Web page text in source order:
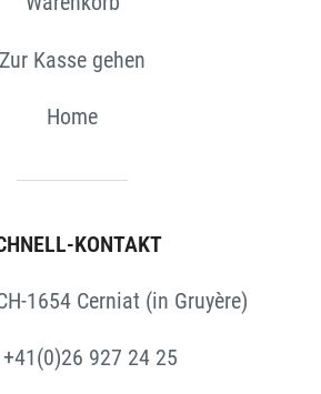
Zur Kasse gehen
Home
KONTAKT
1654 Cerniat (in Gruyère)
927 24 25